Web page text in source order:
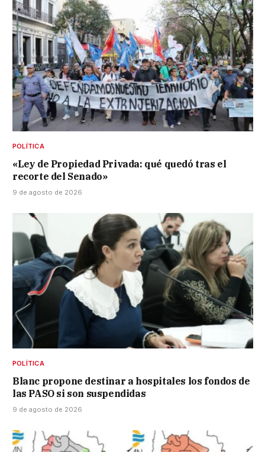
POLÍTICA
«Ley de Propiedad Privada: qué quedó tras el
recorte del Senado»
9 de agosto de 2026
POLÍTICA
Blanc propone destinar a hospitales los fondos de
las PASO si son suspendidas
9 de agosto de 2026